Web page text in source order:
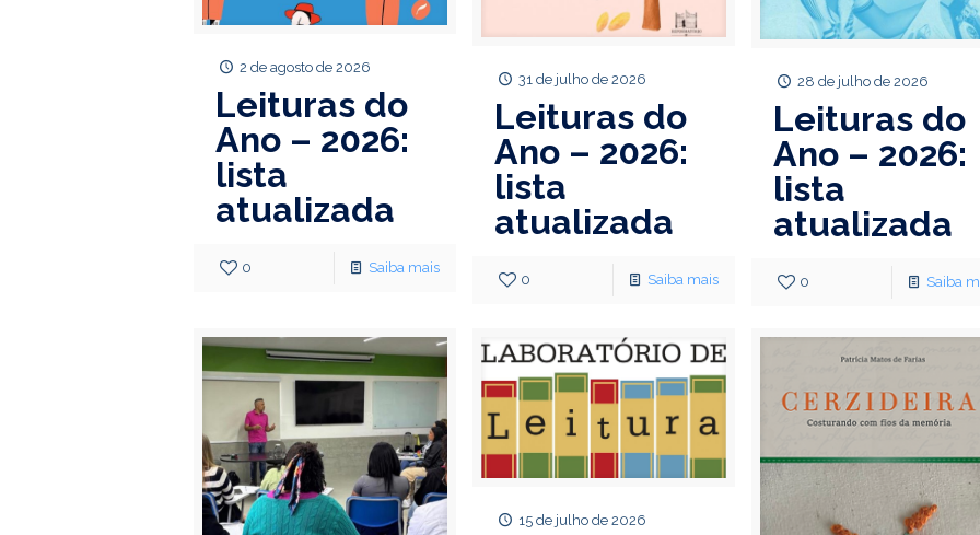
2 de agosto de 2026
Leituras do
Ano – 2026:
lista
atualizada
0 Saiba mais
31 de julho de 2026
Leituras do
Ano – 2026:
lista
atualizada
0 Saiba mais
28 de julho de 2026
Leituras do
Ano – 2026:
lista
atualizada
0 Saiba
15 de julho de 2026